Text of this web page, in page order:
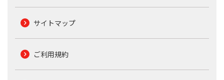
サイトマップ
ご利用規約